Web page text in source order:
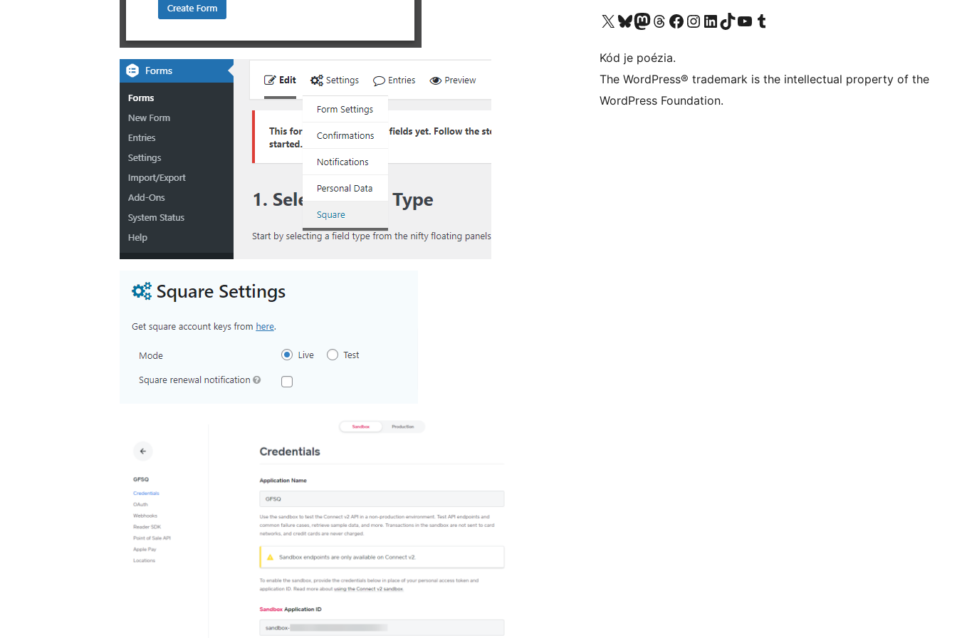
Navštívte náš účet na X (predtým Twitter)
Navštívte náš účet na platforme Bluesky
Navštívte náš účet na Mastodone
Navštívte náš účet na platforme Threads
Navštívte našu stránku na Facebooku
Navštívte náš účet Instagram
Navštívte náš účet LinkedIn
Navštívte náš účet na platforme TikTok
Navštívte náš kanál YouTube
Navštívte náš účet na platforme Tumblr
Kód je poézia.
The WordPress® trademark is the intellectual property of the
WordPress Foundation.